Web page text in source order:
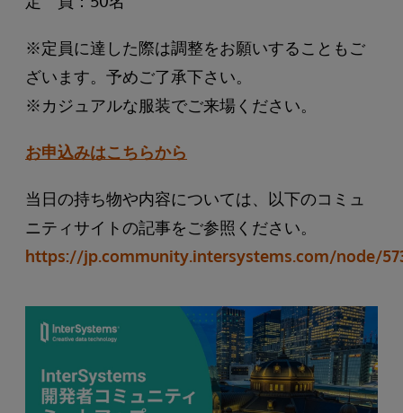
※定員に達した際は調整をお願いすることもご
ざいます。予めご了承下さい。
※カジュアルな服装でご来場ください。
お申込みはこちらから
当日の持ち物や内容については、以下のコミュ
ニティサイトの記事をご参照ください。
https://jp.community.intersystems.com/node/